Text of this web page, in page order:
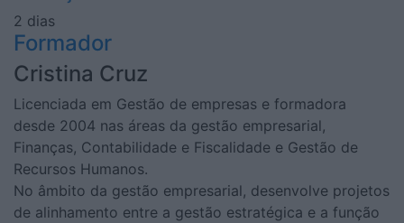
2 dias
Formador
Cristina Cruz
Licenciada em Gestão de empresas e formadora
desde 2004 nas áreas da gestão empresarial,
Finanças, Contabilidade e Fiscalidade e Gestão de
Recursos Humanos.
No âmbito da gestão empresarial, desenvolve projetos
de alinhamento entre a gestão estratégica e a função